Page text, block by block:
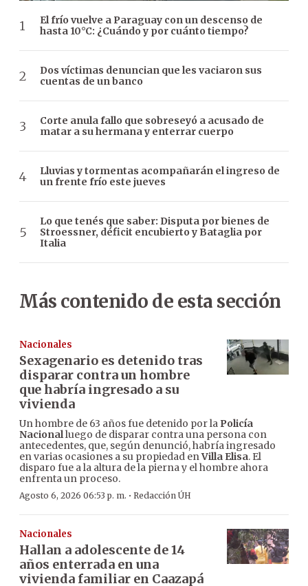
El frío vuelve a Paraguay con un descenso de
hasta 10°C: ¿Cuándo y por cuánto tiempo?
Dos víctimas denuncian que les vaciaron sus
cuentas de un banco
Corte anula fallo que sobreseyó a acusado de
matar a su hermana y enterrar cuerpo
Lluvias y tormentas acompañarán el ingreso de
un frente frío este jueves
Lo que tenés que saber: Disputa por bienes de
Stroessner, déficit encubierto y Bataglia por
Italia
Más contenido de esta sección
Nacionales
Sexagenario es detenido tras
disparar contra un hombre
que habría ingresado a su
vivienda
Un hombre de 63 años fue detenido por la Policía
Nacionalluego de disparar contra una persona con
antecedentes, que, según denunció, habría ingresado
en varias ocasiones a su propiedad enVilla Elisa. El
disparo fue a la altura de la pierna y el hombre ahora
enfrenta un proceso.
Agosto 6, 2026 06:53 p. m. · Redacción ÚH
Nacionales
Hallan a adolescente de 14
años enterrada en una
vivienda familiar en Caazapá